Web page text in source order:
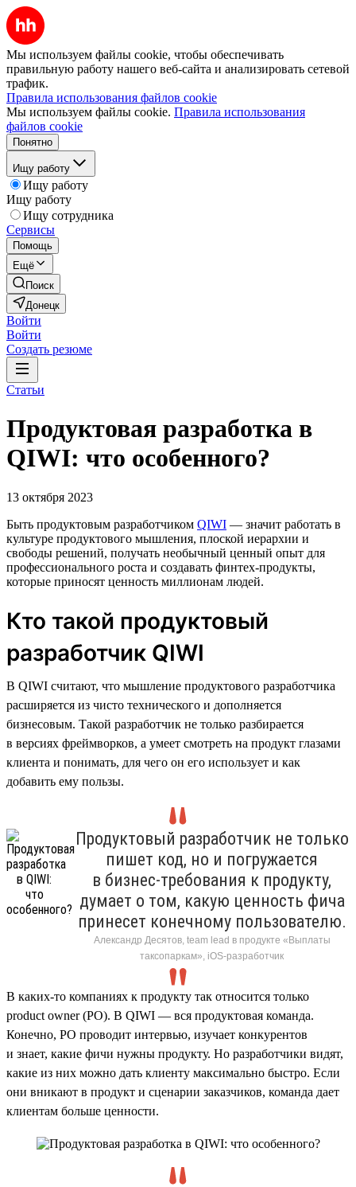
Мы используем файлы cookie, чтобы обеспечивать
правильную работу нашего веб-сайта и анализировать сетевой
трафик.
Правила использования файлов cookie
Мы используем файлы cookie. Правила использования
файлов cookie
Понятно
Ищу работу
Ищу работу
Ищу работу
Ищу сотрудника
Сервисы
Помощь
Ещё
Поиск
Донецк
Войти
Войти
Создать резюме
Статьи
Продуктовая разработка в
QIWI: что особенного?
13 октября 2023
Быть продуктовым разработчиком QIWI — значит работать в
культуре продуктового мышления, плоской иерархии и
свободы решений, получать необычный ценный опыт для
профессионального роста и создавать финтех-продукты,
которые приносят ценность миллионам людей.
Кто такой продуктовый
разработчик QIWI
В QIWI считают, что мышление продуктового разработчика
расширяется из чисто технического и дополняется
бизнесовым. Такой разработчик не только разбирается
в версиях фреймворков, а умеет смотреть на продукт глазами
клиента и понимать, для чего он его использует и как
добавить ему пользы.
Продуктовый разработчик не только
пишет код, но и погружается
в бизнес-требования к продукту,
думает о том, какую ценность фича
принесет конечному пользователю.
Александр Десятов, team lead в продукте «Выплаты
таксопаркам», iOS-разработчик
В каких-то компаниях к продукту так относится только
product owner (PO). В QIWI — вся продуктовая команда.
Конечно, PO проводит интервью, изучает конкурентов
и знает, какие фичи нужны продукту. Но разработчики видят,
какие из них можно дать клиенту максимально быстро. Если
они вникают в продукт и сценарии заказчиков, команда дает
клиентам больше ценности.